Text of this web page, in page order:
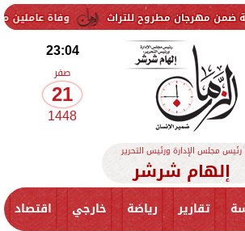
وفاة عاملين متأثرين مطروح للتراث
23:04
صفر
21
1448
رئيس مجلس الإدارة ورئيس التحرير
إلهام شرشر
تقارير رياضة خارجي اقتصاد